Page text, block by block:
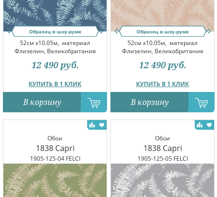
Образец в шоу-руме
52см x10.05м, материал
Флизелин, Великобритания
КУПИТЬ В 1 КЛИК
12 490 руб.
В корзину
Образец в шоу-руме
52см x10.05м, материал
Флизелин, Великобритания
КУПИТЬ В 1 КЛИК
12 490 руб.
В корзину
Обои
1838 Capri
1905-125-04 FELCI
Обои
1838 Capri
1905-125-05 FELCI